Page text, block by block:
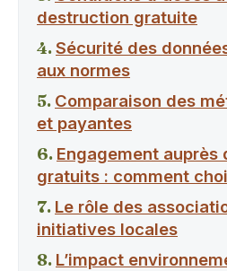
destruction gratuite
Sécurité des
aux normes
Comparaison des
et payantes
Engagement auprès
gratuits : comment
Le rôle des
initiatives locales
L’impact